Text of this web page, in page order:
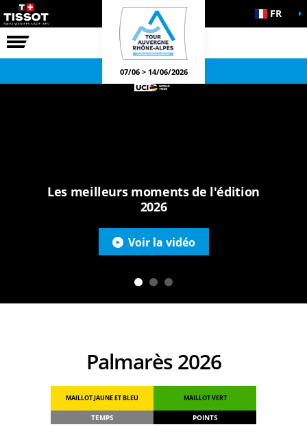
COURSE
OFFICIELS FR
07/06 > 14/06/2026
Les meilleurs moments de l'édition
2026
Voir la vidéo
Palmarès 2026
MAILLOT JAUNE ET BLEU
TEMPS
MAILLOT VERT
POINTS